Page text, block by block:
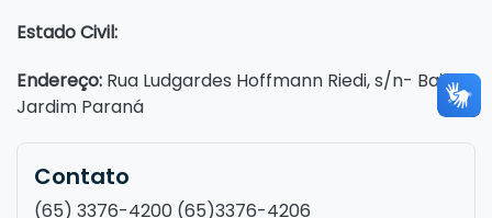
Estado Civil:
Endereço: Rua Ludgardes Hoffmann Riedi, s/n- Bairro:
Jardim Paraná
Contato
(65) 3376-4200 (65)3376-4206